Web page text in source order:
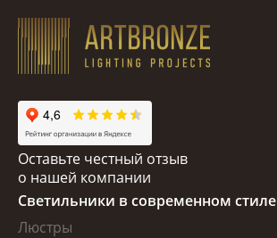
Оставьте честный отзыв
о нашей компании
Светильники в современном стиле
Люстры